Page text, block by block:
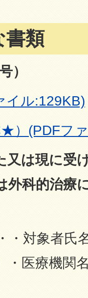
書類
）
イル:129KB)
）(PDFフ
又は現に受
外科的治療
・対象者氏
・医療機関